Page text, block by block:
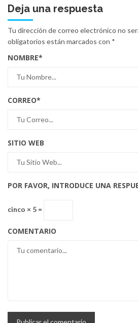
Deja una respuesta
Tu dirección de correo electrónico no
obligatorios están marcados con *
NOMBRE*
CORREO*
SITIO WEB
POR FAVOR, INTRODUCE UNA
cinco × 5 =
COMENTARIO